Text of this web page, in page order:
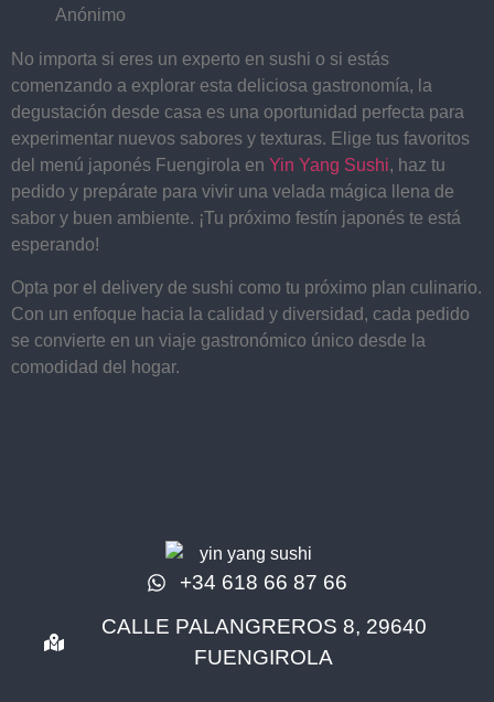
Anónimo
No importa si eres un experto en sushi o si estás
comenzando a explorar esta deliciosa gastronomía, la
degustación desde casa es una oportunidad perfecta para
experimentar nuevos sabores y texturas. Elige tus favoritos
del menú japonés Fuengirola en Yin Yang Sushi, haz tu
pedido y prepárate para vivir una velada mágica llena de
sabor y buen ambiente. ¡Tu próximo festín japonés te está
esperando!
Opta por el delivery de sushi como tu próximo plan culinario.
Con un enfoque hacia la calidad y diversidad, cada pedido
se convierte en un viaje gastronómico único desde la
comodidad del hogar.
+34 618 66 87 66
CALLE PALANGREROS 8, 29640
FUENGIROLA